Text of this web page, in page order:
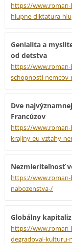
https://www.roman-
hlupne-diktatura-
Genialita a
od detstva
https://www.roman-
schopnosti-
Dve
Francúzov
https://www.roman-
krajiny-eu-vztahy-
Nezmieriteľnosť
https://
nabozenstva-/
Globálny
https://
degradoval-kulturu-